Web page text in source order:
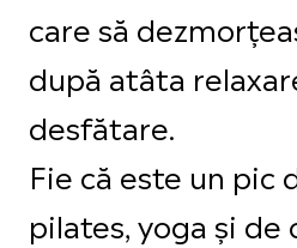
care să
după atâta
desfătare.
Fie că este un pic
pilates, yoga și de